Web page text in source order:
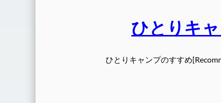
ひとりキ
ひとりキャンプのすすめ